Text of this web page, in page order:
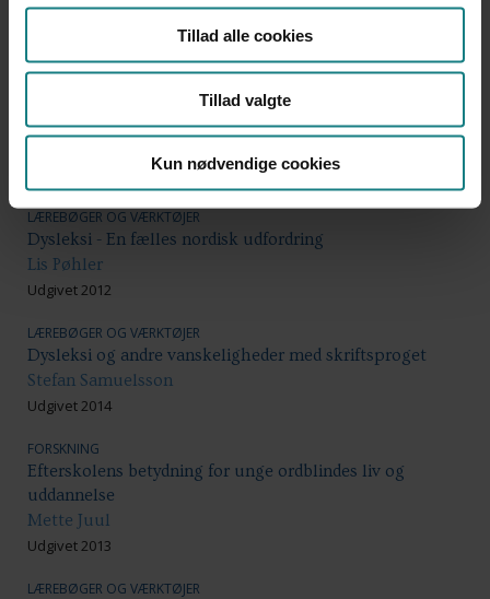
Tillad alle cookies
Tillad valgte
Kun nødvendige cookies
Udgivet 2010
Dynamisk assessment som psykologisk-pædagogisk
redskab - En introduktion til Reuven Feuersteins teori
og metode
LÆREBØGER OG VÆRKTØJER
Dysleksi - En fælles nordisk udfordring
Lis Pøhler
Udgivet 2012
LÆREBØGER OG VÆRKTØJER
Dysleksi og andre vanskeligheder med skriftsproget
Stefan Samuelsson
Udgivet 2014
FORSKNING
Efterskolens betydning for unge ordblindes liv og
uddannelse
Mette Juul
Udgivet 2013
LÆREBØGER OG VÆRKTØJER